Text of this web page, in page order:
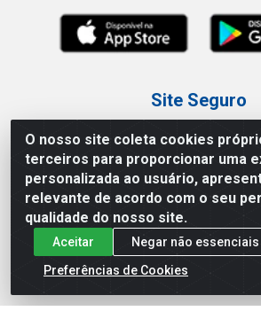
O nosso site coleta cookies
terceiros para proporcionar uma
personalizada ao usuário,
relevante de acordo com o seu
qualidade do nosso site.
Aceitar
Negar não essenciais
Preferências de Cookies
Site Seguro
Loja / Showroom
Tel.: (11) 3227-0546
Av Vautier, 587/597 - Pari - São